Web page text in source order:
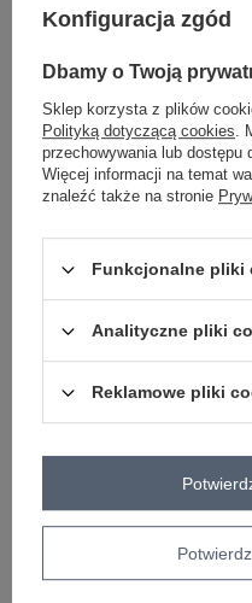
skład materiału: 70% poliester,
sposób prania: pranie w pralce w
Kod produktu
TW-SK-BI-
Marka
OCH BELLA
okrągły
długość
przed kolano
casual
okazja
codzienne
materiał
poliester
sukienka
skład materiału
70% poliester
Konfiguracja zgód
Dbamy o Twoją
Sklep korzysta z plików
Polityką dotyczącą cookies.
przechowywania lub dostępu
Więcej informacji na temat
znaleźć także na stronie
Funkcjonalne pliki
Analityczne pliki
Reklamowe pliki